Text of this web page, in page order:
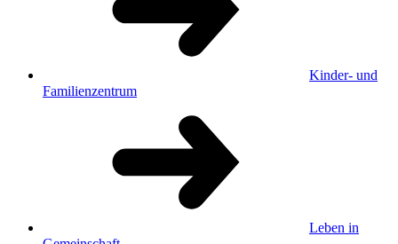
Kinder- und
Familienzentrum
Leben in